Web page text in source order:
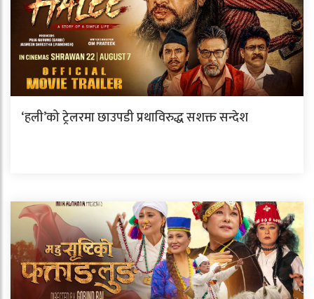
‘हली’को ट्रेलरमा छाउपडी प्रथाविरुद्ध सशक्त सन्देश